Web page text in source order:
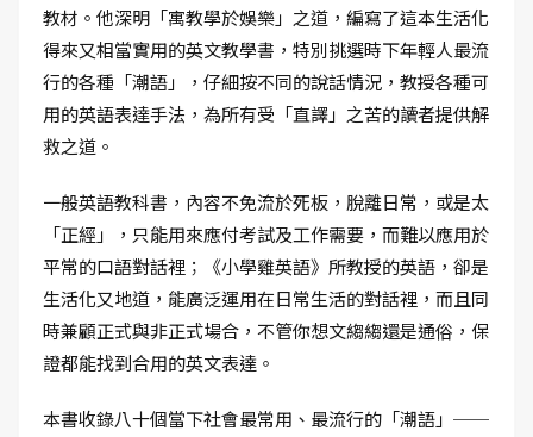
教材。他深明「寓教學於娛樂」之道，編寫了這本生活化
得來又相當實用的英文教學書，特別挑選時下年輕人最流
行的各種「潮語」，仔細按不同的說話情況，教授各種可
用的英語表達手法，為所有受「直譯」之苦的讀者提供解
救之道。
一般英語教科書，內容不免流於死板，脫離日常，或是太
「正經」，只能用來應付考試及工作需要，而難以應用於
平常的口語對話裡；《小學雞英語》所教授的英語，卻是
生活化又地道，能廣泛運用在日常生活的對話裡，而且同
時兼顧正式與非正式場合，不管你想文縐縐還是通俗，保
證都能找到合用的英文表達。
本書收錄八十個當下社會最常用、最流行的「潮語」──